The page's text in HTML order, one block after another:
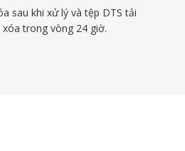
sau khi xử lý và tệp DTS tải
trong vòng 24 giờ.